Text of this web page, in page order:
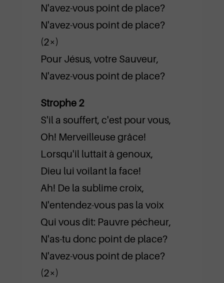
N'avez-vous point de place?
N'avez-vous point de place?
(2×)
Pour Jésus, votre Sauveur,
N'avez-vous point de place?
Strophe 2
S'il a souffert, c'est pour vous,
Oh! Merveilleuse grâce!
Lorsqu'il luttait à genoux,
Dieu lui voilant la face!
Ah! De la sublime croix,
N'entendez-vous pas la voix
Qui vous dit: Pauvre pécheur,
N'as-tu donc point de place?
N'avez-vous point de place?
(2×)